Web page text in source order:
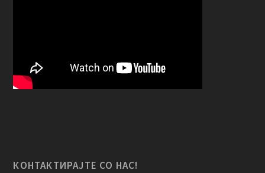
КОНТАКТИРАЈТЕ СО НАС!